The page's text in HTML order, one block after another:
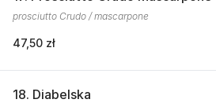
prosciutto Crudo / mascarpone
47,50 zł
18. Diabelska